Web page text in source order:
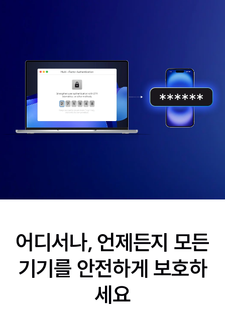
어디서나, 언제든지 모든
기기를 안전하게 보호하
세요